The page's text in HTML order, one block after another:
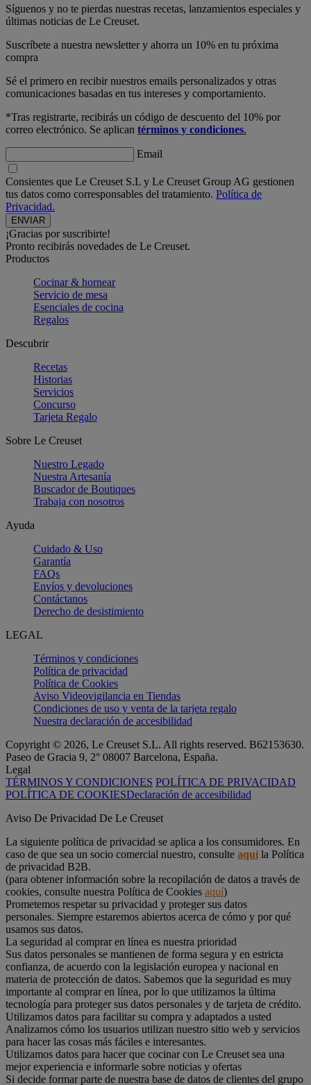
Síguenos y no te pierdas nuestras recetas, lanzamientos especiales y
últimas noticias de Le Creuset.
Suscríbete a nuestra newsletter y ahorra un 10% en tu próxima
compra
Sé el primero en recibir nuestros emails personalizados y otras
comunicaciones basadas en tus intereses y comportamiento.
*Tras registrarte, recibirás un código de descuento del 10% por
correo electrónico. Se aplican términos y condiciones.
Email
Consientes que Le Creuset S.L y Le Creuset Group AG gestionen
tus datos como corresponsables del tratamiento. Política de
Privacidad.
¡Gracias por suscribirte!
Pronto recibirás novedades de Le Creuset.
Productos
Cocinar & hornear
Servicio de mesa
Esenciales de cocina
Regalos
Descubrir
Recetas
Historias
Servicios
Concurso
Tarjeta Regalo
Sobre Le Creuset
Nuestro Legado
Nuestra Artesanía
Buscador de Boutiques
Trabaja con nosotros
Ayuda
Cuidado & Uso
Garantía
FAQs
Envíos y devoluciones
Contáctanos
Derecho de desistimiento
LEGAL
Términos y condiciones
Política de privacidad
Política de Cookies
Aviso Videovigilancia en Tiendas
Condiciones de uso y venta de la tarjeta regalo
Nuestra declaración de accesibilidad
Copyright © 2026, Le Creuset S.L. All rights reserved. B62153630.
Paseo de Gracia 9, 2° 08007 Barcelona, España.
Legal
TÉRMINOS Y CONDICIONES POLÍTICA DE PRIVACIDAD
POLÍTICA DE COOKIESDeclaración de accesibilidad
Aviso De Privacidad De Le Creuset
La siguiente política de privacidad se aplica a los consumidores. En
caso de que sea un socio comercial nuestro, consulte aquíla Política
de privacidad B2B.
(para obtener información sobre la recopilación de datos a través de
cookies, consulte nuestra Política de Cookies aquí)
Prometemos respetar su privacidad y proteger sus datos
personales. Siempre estaremos abiertos acerca de cómo y por qué
usamos sus datos.
La seguridad al comprar en línea es nuestra prioridad
Sus datos personales se mantienen de forma segura y en estricta
confianza, de acuerdo con la legislación europea y nacional en
materia de protección de datos. Sabemos que la seguridad es muy
importante al comprar en línea, por lo que utilizamos la última
tecnología para proteger sus datos personales y de tarjeta de crédito.
Utilizamos datos para facilitar su compra y adaptados a usted
Analizamos cómo los usuarios utilizan nuestro sitio web y servicios
para hacer las cosas más fáciles e interesantes.
Utilizamos datos para hacer que cocinar con Le Creuset sea una
mejor experiencia e informarle sobre noticias y ofertas
Si decide formar parte de nuestra base de datos de clientes del grupo